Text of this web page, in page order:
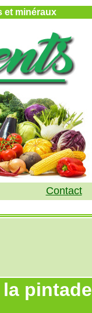
et minéraux
Contact
pintade